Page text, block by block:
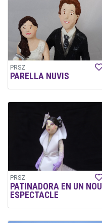
PRSZ
PARELLA NUVIS
PRSZ
PATINADORA EN UN NOU
ESPECTACLE